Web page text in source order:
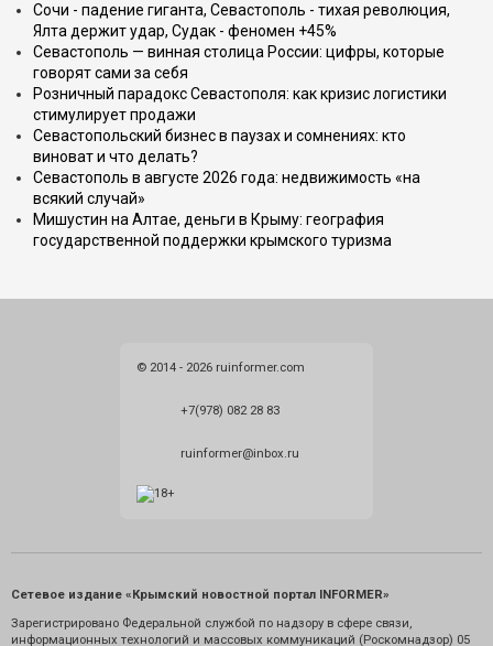
Сочи - падение гиганта, Севастополь - тихая революция,
Ялта держит удар, Судак - феномен +45%
Севастополь — винная столица России: цифры, которые
говорят сами за себя
Розничный парадокс Севастополя: как кризис логистики
стимулирует продажи
Севастопольский бизнес в паузах и сомнениях: кто
виноват и что делать?
Севастополь в августе 2026 года: недвижимость «на
всякий случай»
Мишустин на Алтае, деньги в Крыму: география
государственной поддержки крымского туризма
© 2014 - 2026 ruinformer.com
+7(978) 082 28 83
ruinformer@inbox.ru
Сетевое издание «Крымский новостной портал INFORMER»
Зарегистрировано Федеральной службой по надзору в сфере связи,
информационных технологий и массовых коммуникаций (Роскомнадзор) 05